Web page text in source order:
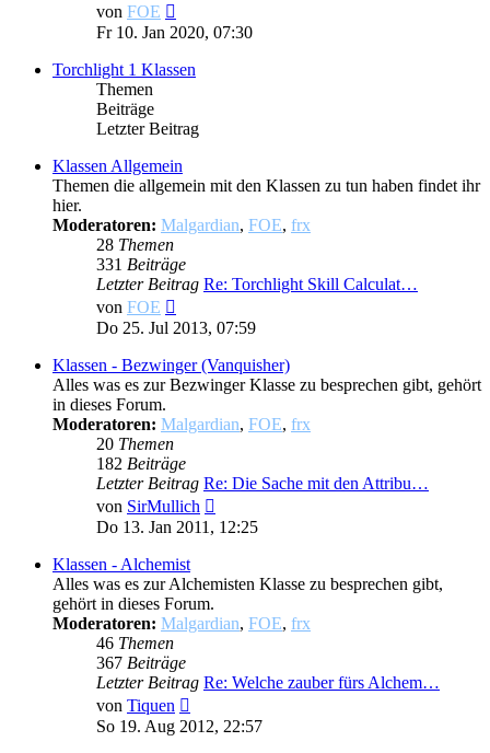
von FOE
Beitrag
Fr 10. Jan 2020, 07:30
Torchlight 1 Klassen
Themen
Beiträge
Letzter Beitrag
Klassen Allgemein
Themen die allgemein mit den Klassen zu tun haben findet ihr
hier.
Moderatoren: Malgardian, FOE, frx
28 Themen
331 Beiträge
Letzter Beitrag Re: Torchlight Skill Calculat…
von FOE
Beitrag
Do 25. Jul 2013, 07:59
Klassen - Bezwinger (Vanquisher)
Alles was es zur Bezwinger Klasse zu besprechen gibt, gehört
in dieses Forum.
Moderatoren: Malgardian, FOE, frx
20 Themen
182 Beiträge
Letzter Beitrag Re: Die Sache mit den Attribu…
von SirMullich
Beitrag
Do 13. Jan 2011, 12:25
Klassen - Alchemist
Alles was es zur Alchemisten Klasse zu besprechen gibt,
gehört in dieses Forum.
Moderatoren: Malgardian, FOE, frx
46 Themen
367 Beiträge
Letzter Beitrag Re: Welche zauber fürs Alchem…
von Tiquen
Beitrag
So 19. Aug 2012, 22:57